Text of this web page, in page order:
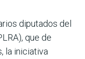
diputados del
que de
la iniciativa